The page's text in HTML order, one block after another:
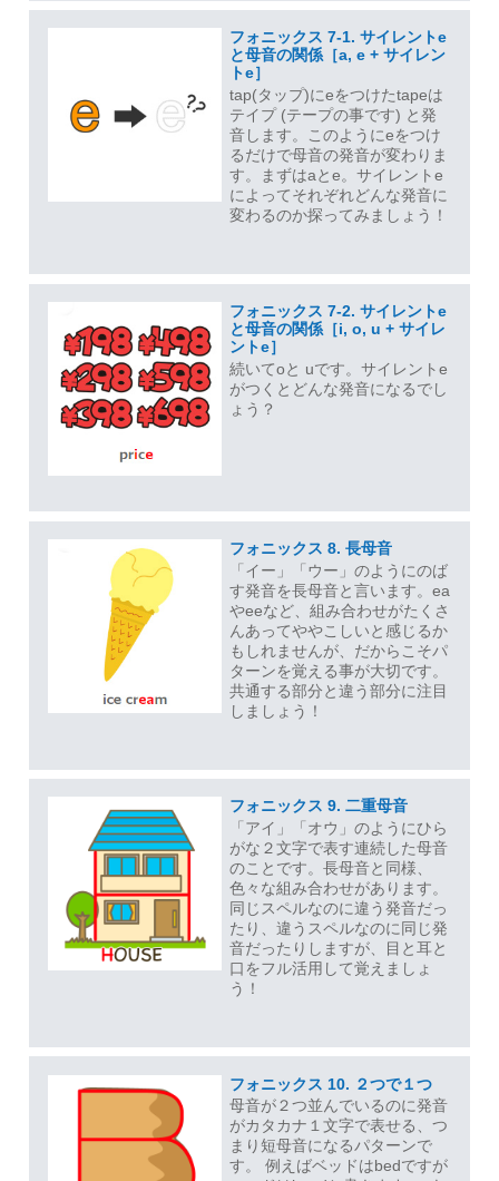
フォニックス 7-1. サイレントe
と母音の関係［a, e + サイレン
トe］
tap(タップ)にeをつけたtapeは
テイプ (テープの事です) と発
音します。このようにeをつけ
るだけで母音の発音が変わりま
す。まずはaとe。サイレントe
によってそれぞれどんな発音に
変わるのか探ってみましょう！
フォニックス 7-2. サイレントe
と母音の関係［i, o, u + サイレ
ントe］
続いてoと uです。サイレントe
がつくとどんな発音になるでし
ょう？
フォニックス 8. 長母音
「イー」「ウー」のようにのば
す発音を長母音と言います。ea
やeeなど、組み合わせがたくさ
んあってややこしいと感じるか
もしれませんが、だからこそパ
ターンを覚える事が大切です。
共通する部分と違う部分に注目
しましょう！
フォニックス 9. 二重母音
「アイ」「オウ」のようにひら
がな２文字で表す連続した母音
のことです。長母音と同様、
色々な組み合わせがあります。
同じスペルなのに違う発音だっ
たり、違うスペルなのに同じ発
音だったりしますが、目と耳と
口をフル活用して覚えましょ
う！
フォニックス 10. ２つで１つ
母音が２つ並んでいるのに発音
がカタカナ１文字で表せる、つ
まり短母音になるパターンで
す。 例えばベッドはbedですが